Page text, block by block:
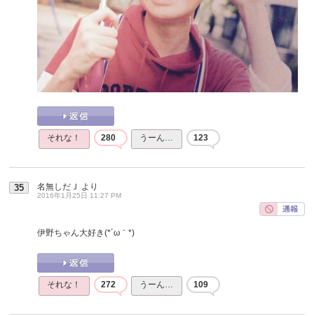
それな！ 280 うーん… 123
35 名無しだＪ より
2016年1月25日 11:27 PM
伊野ちゃん大好き(*´ω｀*)
それな！ 272 うーん… 109